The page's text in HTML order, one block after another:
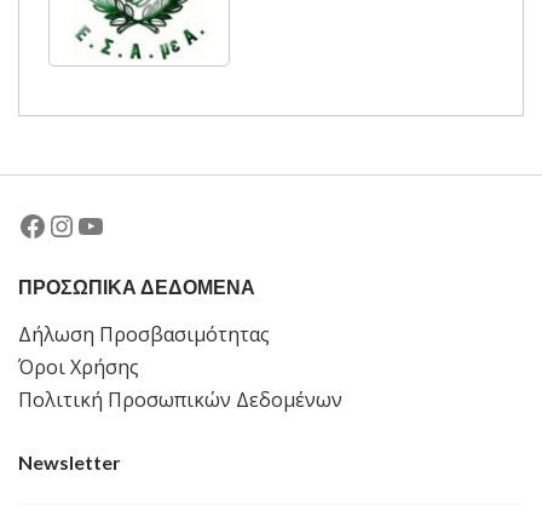
Facebook
Instagram
YouTube
ΠΡΟΣΩΠΙΚΑ ΔΕΔΟΜΕΝΑ
Δήλωση Προσβασιμότητας
Όροι Χρήσης
Πολιτική Προσωπικών Δεδομένων
Newsletter